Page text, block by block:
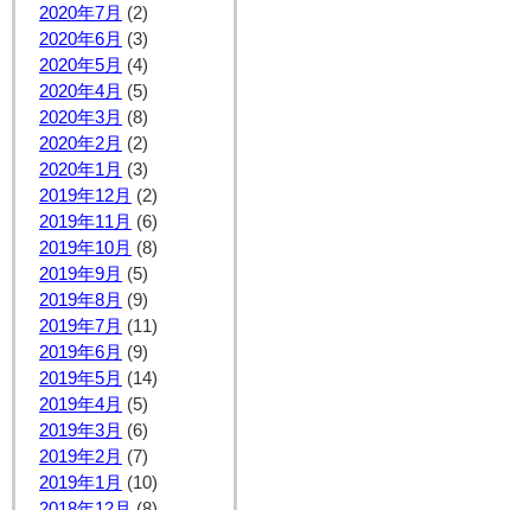
2020年7月 (2)
2020年6月 (3)
2020年5月 (4)
2020年4月 (5)
2020年3月 (8)
2020年2月 (2)
2020年1月 (3)
2019年12月 (2)
2019年11月 (6)
2019年10月 (8)
2019年9月 (5)
2019年8月 (9)
2019年7月 (11)
2019年6月 (9)
2019年5月 (14)
2019年4月 (5)
2019年3月 (6)
2019年2月 (7)
2019年1月 (10)